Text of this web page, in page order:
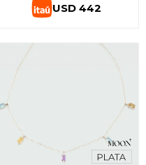
USD 442